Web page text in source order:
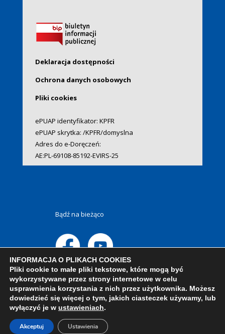
Deklaracja dostępności
Ochrona danych osobowych
Pliki cookies
ePUAP identyfikator: KPFR
ePUAP skrytka: /KPFR/domyslna
Adres do e-Doręczeń:
AE:PL-69108-85192-EVIRS-25
Bądź na bieżąco
INFORMACJA O PLIKACH COOKIES
Pliki cookie to małe pliki tekstowe, które mogą być
wykorzystywane przez strony internetowe w celu
usprawnienia korzystania z nich przez użytkownika. Możesz
dowiedzieć się więcej o tym, jakich ciasteczek używamy, lub
wyłączyć je w ustawieniach.
Akceptuj Ustawienia